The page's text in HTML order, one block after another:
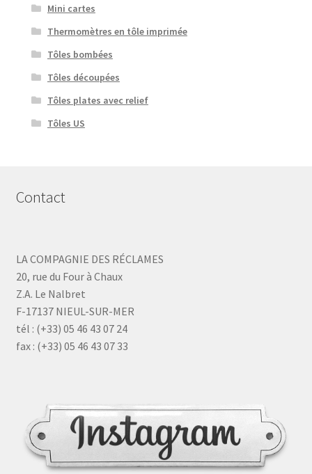
Mini cartes
Thermomètres en tôle imprimée
Tôles bombées
Tôles découpées
Tôles plates avec relief
Tôles US
Contact
LA COMPAGNIE DES RÉCLAMES
20, rue du Four à Chaux
Z.A. Le Nalbret
F-17137 NIEUL-SUR-MER
tél : (+33) 05 46 43 07 24
fax : (+33) 05 46 43 07 33